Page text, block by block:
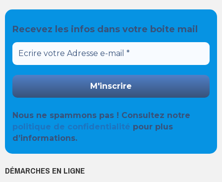
Recevez les infos dans votre boite mail
Nous ne spammons pas ! Consultez notre
politique de confidentialité pour plus
d’informations.
DÉMARCHES EN LIGNE